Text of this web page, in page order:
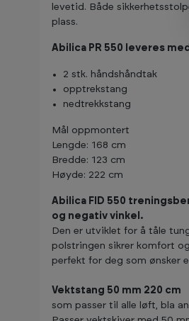
levetid. Både
plass.
Abilica PR 550 leveres
2 stk. håndshåndtak
opptrekstang
nedtrekkstang
Mål oppmontert
Lengde: 168 cm
Bredde: 123 cm
Høyde: 222 cm
Abilica FID 550
og negativ vinkel.
Den er utviklet for å tåle
polstringen sikrer komfort
perfekt for deg som ønsker
Vektstang 50 mm 220 cm
som passer til alle løft, bla